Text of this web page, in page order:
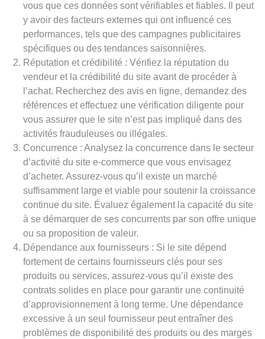
vous que ces données sont vérifiables et fiables. Il peut
y avoir des facteurs externes qui ont influencé ces
performances, tels que des campagnes publicitaires
spécifiques ou des tendances saisonnières.
Réputation et crédibilité : Vérifiez la réputation du
vendeur et la crédibilité du site avant de procéder à
l’achat. Recherchez des avis en ligne, demandez des
références et effectuez une vérification diligente pour
vous assurer que le site n’est pas impliqué dans des
activités frauduleuses ou illégales.
Concurrence : Analysez la concurrence dans le secteur
d’activité du site e-commerce que vous envisagez
d’acheter. Assurez-vous qu’il existe un marché
suffisamment large et viable pour soutenir la croissance
continue du site. Évaluez également la capacité du site
à se démarquer de ses concurrents par son offre unique
ou sa proposition de valeur.
Dépendance aux fournisseurs : Si le site dépend
fortement de certains fournisseurs clés pour ses
produits ou services, assurez-vous qu’il existe des
contrats solides en place pour garantir une continuité
d’approvisionnement à long terme. Une dépendance
excessive à un seul fournisseur peut entraîner des
problèmes de disponibilité des produits ou des marges